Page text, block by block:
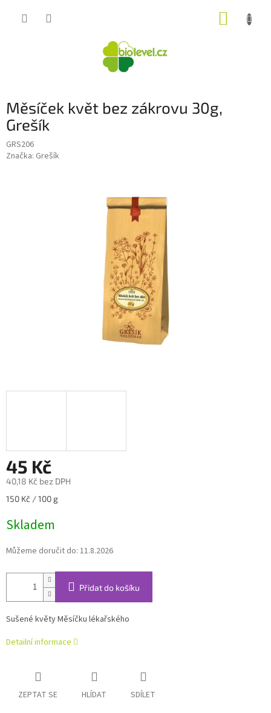
Měsíček květ bez zákrovu 30g,
Grešík
GRS206
Značka: Grešík
45 Kč
40,18 Kč bez DPH
Měrná
150 Kč / 100 g
Skladem
Můžeme doručit do: 11.8.2026
Přidat do košíku
Sušené květy Měsíčku lékařského
Detailní informace
ZEPTAT SE HLÍDAT SDÍLET